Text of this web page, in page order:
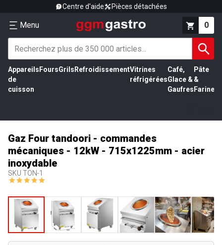
Centre d'aide Pièces détachées
Menu 0
Appareils
de
cuisson
FoursGrils RefroidissementVitrines
réfrigérées
Café,
Glace &
Gaufres
Pâte
&
Farine
Gaz Four tandoori - commandes
mécaniques - 12kW - 715x1225mm - acier
inoxydable
SKU TON-1